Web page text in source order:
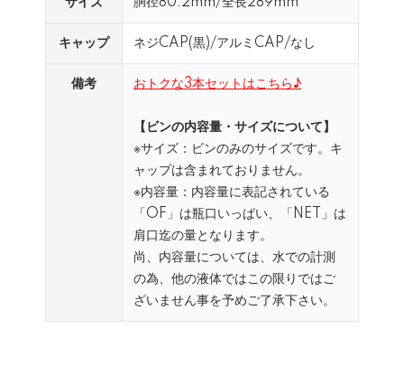
サイズ 胴径80.2mm/全長289mm
キャップ ネジCAP(黒)/アルミCAP/なし
備考 おトクな3本セットはこちら♪
【ビンの内容量・サイズについて】
※サイズ：ビンのみのサイズです。キ
ャップは含まれておりません。
※内容量：内容量に表記されている
「OF」は瓶口いっぱい、「NET」は
肩口迄の量となります。
尚、内容量については、水での計測
の為、他の液体ではこの限りではご
ざいません事を予めご了承下さい。